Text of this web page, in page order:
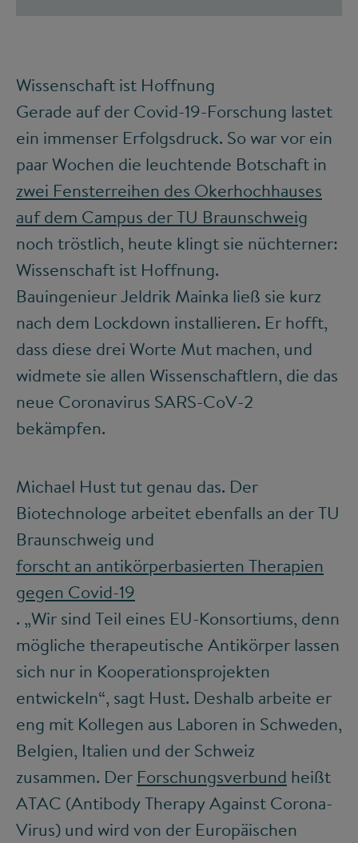
Wissenschaft ist Hoffnung
Gerade auf der Covid-19-Forschung lastet
ein immenser Erfolgsdruck. So war vor ein
paar Wochen die leuchtende Botschaft in
zwei Fensterreihen des Okerhochhauses
auf dem Campus der TU Braunschweig
noch tröstlich, heute klingt sie nüchterner:
Wissenschaft ist Hoffnung.
Bauingenieur Jeldrik Mainka ließ sie kurz
nach dem Lockdown installieren. Er hofft,
dass diese drei Worte Mut machen, und
widmete sie allen Wissenschaftlern, die das
neue Coronavirus SARS-CoV-2
bekämpfen.
Michael Hust tut genau das. Der
Biotechnologe arbeitet ebenfalls an der TU
Braunschweig und
forscht an antikörperbasierten Therapien
gegen Covid-19
. „Wir sind Teil eines EU-Konsortiums, denn
mögliche therapeutische Antikörper lassen
sich nur in Kooperationsprojekten
entwickeln“, sagt Hust. Deshalb arbeite er
eng mit Kollegen aus Laboren in Schweden,
Belgien, Italien und der Schweiz
zusammen. Der Forschungsverbund heißt
ATAC (Antibody Therapy Against Corona-
Virus) und wird von der Europäischen